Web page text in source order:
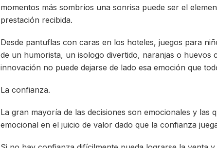
momentos más sombríos una sonrisa puede ser el
prestación recibida.
Desde pantuflas con caras en los hoteles, juegos para
de un humorista, un isologo divertido, naranjas o huevos
innovación no puede dejarse de lado esa emoción que
La confianza.
La gran mayoría de las decisiones son emocionales y las
emocional en el juicio de valor dado que la confianza